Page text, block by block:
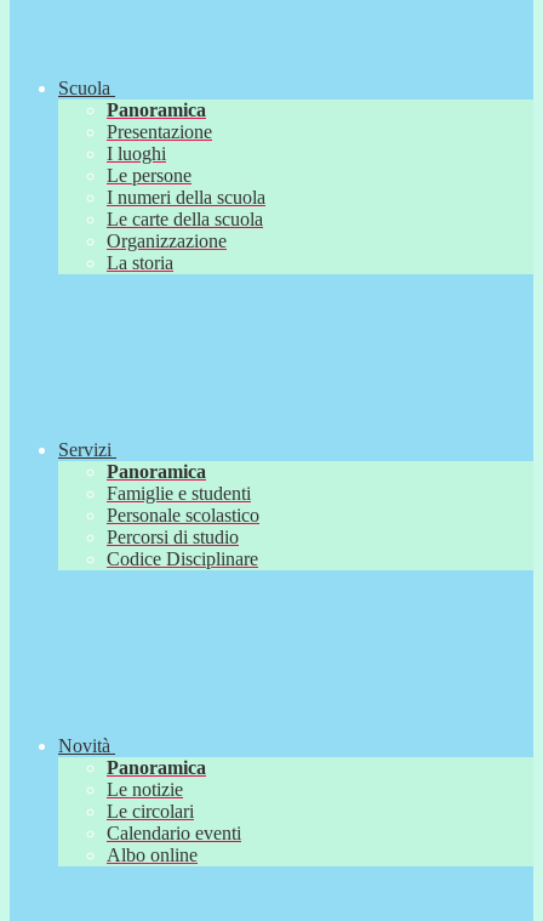
Scuola
Panoramica
Presentazione
I luoghi
Le persone
I numeri della scuola
Le carte della scuola
Organizzazione
La storia
Servizi
Panoramica
Famiglie e studenti
Personale scolastico
Percorsi di studio
Codice Disciplinare
Novità
Panoramica
Le notizie
Le circolari
Calendario eventi
Albo online